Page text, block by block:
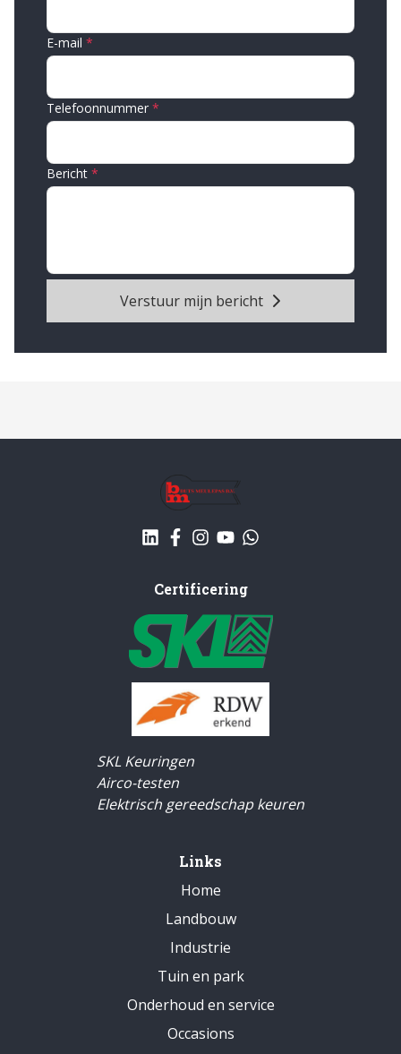
E-mail
Telefoonnummer
Bericht
Verstuur mijn bericht
Certificering
SKL Keuringen
Airco-testen
Elektrisch gereedschap keuren
Links
Home
Landbouw
Industrie
Tuin en park
Onderhoud en service
Occasions